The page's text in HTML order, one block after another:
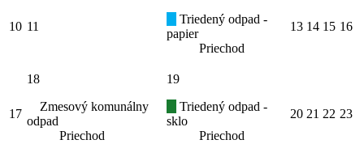
10 11
Triedený odpad -
papier
Priechod
13 14 15 16
17
18
Zmesový komunálny
odpad
Priechod
19
Triedený odpad -
sklo
Priechod
20 21 22 23